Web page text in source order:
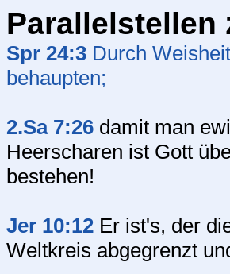
Parallelstellen
Spr 24:3 Durch
behaupten;
2.Sa 7:26 damit man
Heerscharen ist Gott
bestehen!
Jer 10:12 Er ist's, der
Weltkreis abgegrenzt